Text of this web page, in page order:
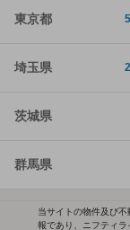
東京都
埼玉県
茨城県
群馬県
当サイトの物件及び
報であり、ニフティラ